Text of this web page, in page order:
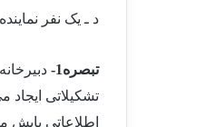
د ـ یک نفر
تبصره1-
تشکیلاتی ایجاد
اطلاعاتی